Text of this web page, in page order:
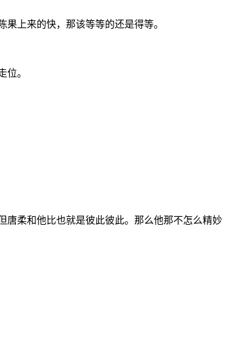
上来的快，那该等等的还是得等。
位。
唐柔和他比也就是彼此彼此。那么他那不怎么精妙